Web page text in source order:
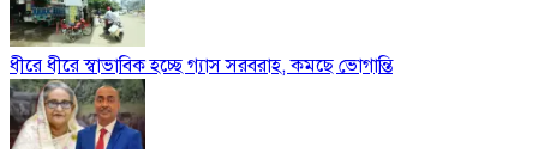
ধীরে ধীরে স্বাভাবিক হচ্ছে গ্যাস সরবরাহ, কমছে ভোগান্তি